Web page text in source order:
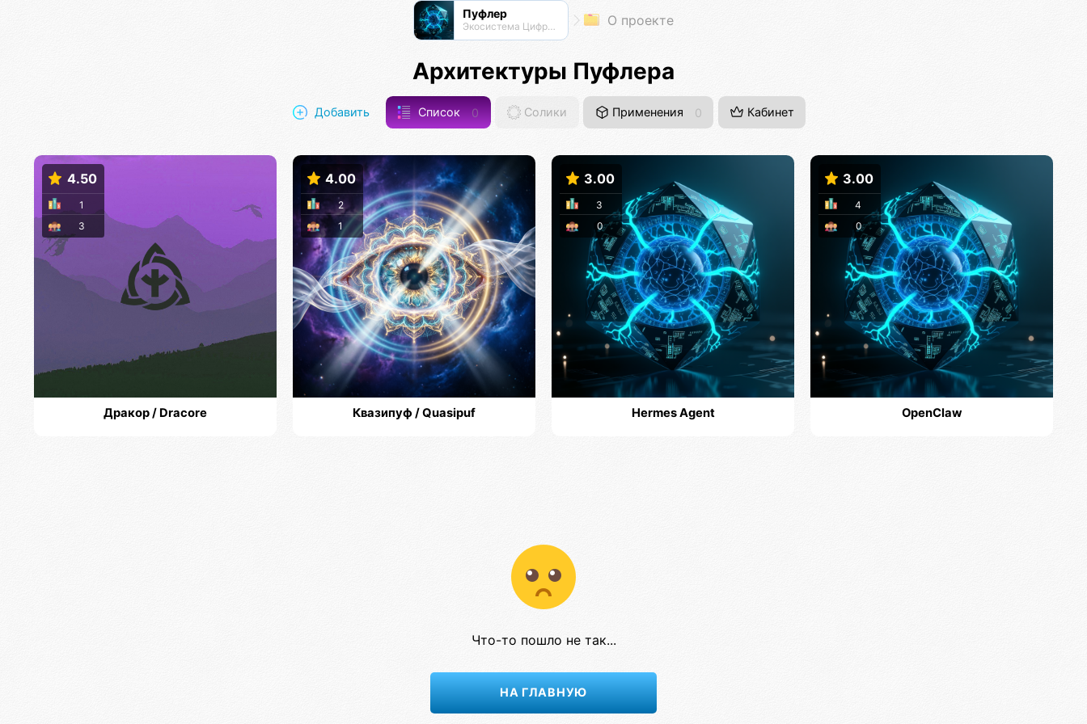
Пуфлер
Экосистема Цифровых Организмов О проекте
Архитектуры Пуфлера
Добавить Список 0 Солики Применения 0 Кабинет
4.50
3
1
Дракор / Dracore
4.00
1
2
Квазипуф / Quasipuf
3.00
0
3
Hermes Agent
3.00
0
4
OpenClaw
Что-то пошло не так...
НА ГЛАВНУЮ